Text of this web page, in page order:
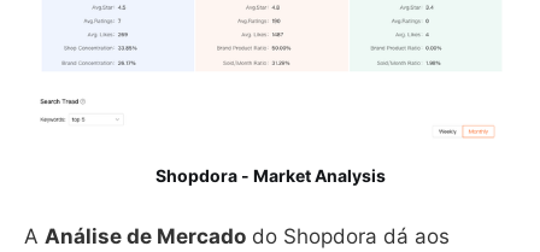
Shopdora - Market Analysis
A Análise de Mercado do Shopdora dá aos